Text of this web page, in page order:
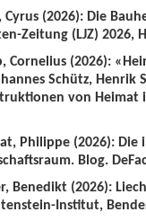
Cyrus (2026): Die
Zeitung (LJZ) 2026,
Cornelius (2026):
Schütz,
von Heimat
Philippe (2026):
Blog.
Benedikt (2026):
Institut,